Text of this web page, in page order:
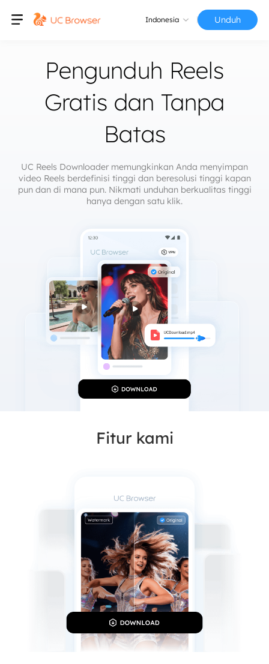
Unduh
Indonesia
Pengunduh Reels
Gratis dan Tanpa
Batas
UC Reels Downloader memungkinkan Anda menyimpan
video Reels berdefinisi tinggi dan beresolusi tinggi kapan
pun dan di mana pun. Nikmati unduhan berkualitas tinggi
hanya dengan satu klik.
Fitur kami